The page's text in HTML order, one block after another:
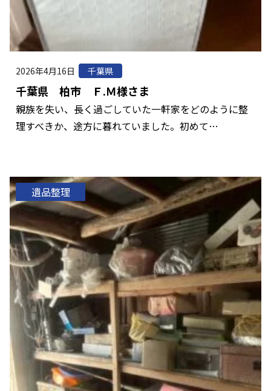
2026年4月16日 千葉県
千葉県 柏市 Ｆ.Ｍ様さま
親族を失い、長く過ごしていた一軒家をどのように整
理すべきか、途方に暮れていました。初めて…
遺品整理